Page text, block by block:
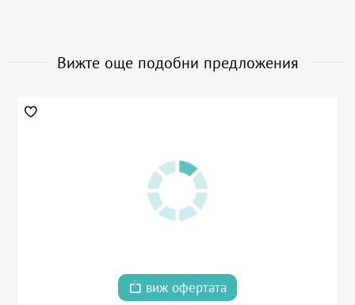
Вижте още подобни предложения
виж офертата